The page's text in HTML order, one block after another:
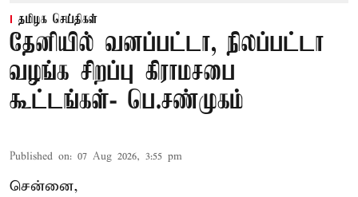
தமிழக செய்திகள்
தேனியில் வனப்பட்டா, நிலப்பட்டா
வழங்க சிறப்பு கிராமசபை
கூட்டங்கள்- பெ.சண்முகம்
Published on: 07 Aug 2026, 3:55 pm
சென்னை,